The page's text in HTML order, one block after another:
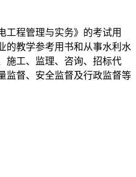
工程管理与实务》的考试用
的教学参考用书和从事水利水
施工、监理、咨询、招标代
监督、安全监督及行政监督等